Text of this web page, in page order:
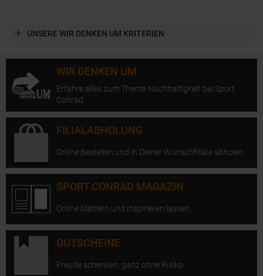
UNSERE WIR DENKEN UM KRITERIEN
WIR DENKEN UM
Erfahre alles zum Thema Nachhaltigkeit bei Sport
Conrad.
FILIALABHOLUNG
Online Bestellen und in Deiner Wunschfiliale abholen.
SPORT CONRAD MAGAZIN
Online blättern und inspirieren lassen.
GUTSCHEINE
Freude schenken, ganz ohne Risiko.